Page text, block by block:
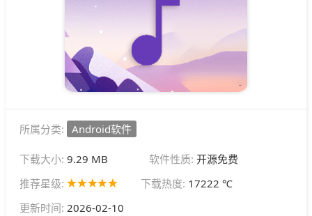
所属分类: Android软件
下载大小: 9.29 MB 软件性质: 开源免费
推荐星级:
下载热度: 17222 ℃
更新时间: 2026-02-10